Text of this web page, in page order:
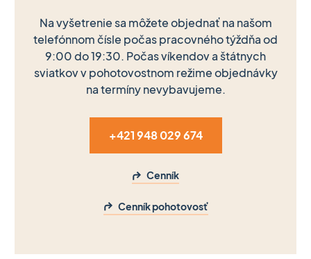
Na vyšetrenie sa môžete objednať na našom
telefónnom čísle počas pracovného týždňa od
9:00 do 19:30. Počas víkendov a štátnych
sviatkov v pohotovostnom režime objednávky
na termíny nevybavujeme.
+421 948 029 674
Cenník
Cenník pohotovosť